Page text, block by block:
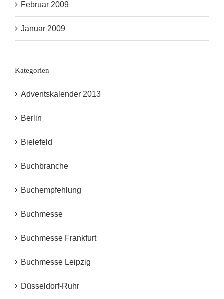
Februar 2009
Januar 2009
Kategorien
Adventskalender 2013
Berlin
Bielefeld
Buchbranche
Buchempfehlung
Buchmesse
Buchmesse Frankfurt
Buchmesse Leipzig
Düsseldorf-Ruhr